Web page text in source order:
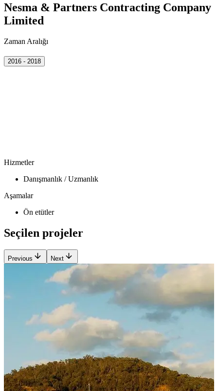
Nesma & Partners Contracting Company
Limited
Zaman Aralığı
2016 - 2018
Hizmetler
Danışmanlık / Uzmanlık
Aşamalar
Ön etütler
Seçilen projeler
Previous Next